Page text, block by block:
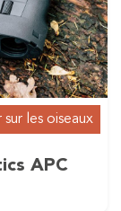
sur les oiseaux
APC